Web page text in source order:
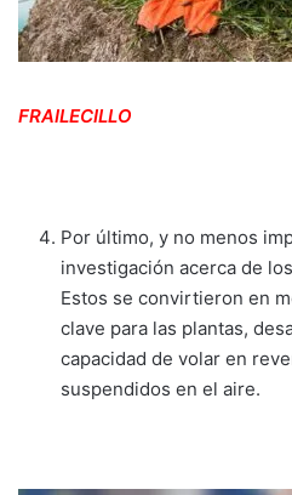
FRAILECILLO
Por último, y no menos
investigación acerca de
Estos se convirtieron en
clave para las plantas,
capacidad de volar en
suspendidos en el aire.